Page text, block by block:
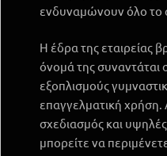
ενδυναμώνουν όλο το
Η έδρα της εταιρείας
όνομά της συναντάται
εξοπλισμούς
επαγγελματική
σχεδιασμός και υψηλές
μπορείτε να